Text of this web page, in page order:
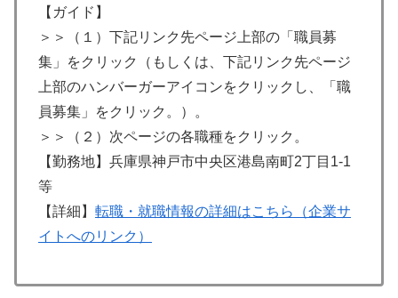
【ガイド】
＞＞（１）下記リンク先ページ上部の「職員募
集」をクリック（もしくは、下記リンク先ページ
上部のハンバーガーアイコンをクリックし、「職
員募集」をクリック。）。
＞＞（２）次ページの各職種をクリック。
【勤務地】兵庫県神戸市中央区港島南町2丁目1-1
等
【詳細】 転職・就職情報の詳細はこちら（企業サ
イトへのリンク）